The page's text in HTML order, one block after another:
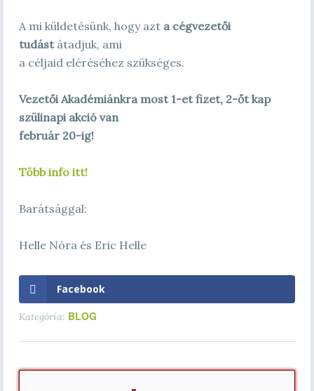
A mi küldetésünk, hogy azt a cégvezetői
tudástátadjuk, ami
a céljaid eléréséhez szükséges.
Vezetői Akadémiánkra most 1-et fizet, 2-őt kap
szülinapi akció van
február 20-ig!
Több info itt!
Barátsággal:
Helle Nóra és Eric Helle
Facebook
Kategória: BLOG